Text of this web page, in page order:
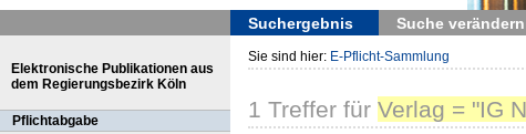
Suchergebnis Suche verändern
Elektronische Publikationen aus
dem Regierungsbezirk Köln
Pflichtabgabe
Sie sind hier: E-Pflicht-Sammlung
1 Treffer für Verlag = "IG